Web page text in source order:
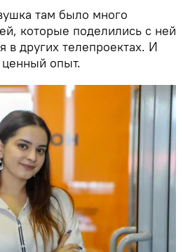
там было много
которые поделились с ней
в других телепроектах. И
опыт.